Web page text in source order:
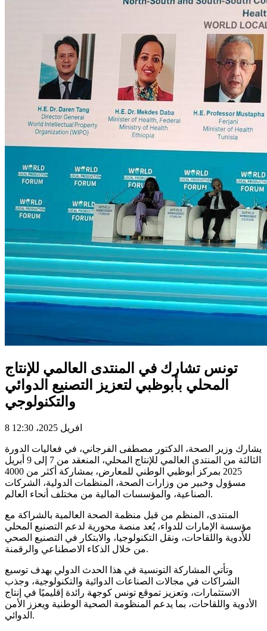
تونس تشارك في المنتدى العالمي للإنتاج
المحلي بأبوظبي لتعزيز التصنيع الدوائي
والتكنولوجي
8 افريل 2025، 12:30
يشارك وزير الصحة، الدكتور مصطفى الفرجاني، في فعاليات الدورة
الثالثة من المنتدى العالمي للإنتاج المحلي، المنعقد من 7 إلى 9 أبريل
2025 بمركز أبوظبي الوطني للمعارض، بمشاركة أكثر من 4000
مسؤول وخبير من وزارات الصحة، المنظمات الدولية، الشركات
الصناعية، والمؤسسات المالية من مختلف أنحاء العالم.
المنتدى، المنظم من قبل منظمة الصحة العالمية بالشراكة مع
مؤسسة الإمارات للدواء، يُعد منصة محورية لدعم التصنيع المحلي
للأدوية واللقاحات، ونقل التكنولوجيا، والابتكار في التصنيع الصحي
من خلال الذكاء الاصطناعي والرقمنة.
وتأتي المشاركة التونسية في هذا الحدث الدولي بهدف توسيع
الشراكات في مجالات الصناعات الدوائية والتكنولوجية، وجذب
الاستثمارات، وتعزيز تموقع تونس كوجهة رائدة إقليميًا في إنتاج
الأدوية واللقاحات، بما يدعم المنظومة الصحية الوطنية ويعزز الأمن
الدوائي.